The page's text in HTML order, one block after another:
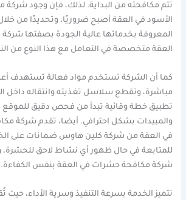
تتم مكافحته من البداية. لذلك، فإن وجود شركة
الأسود في العقة أصبح ضروريًا، وتحديدًا من
المعروفة بخدماتها عالية الجودة بصفتها
العقة متخصصة في التعامل مع هذا النوع من
كما أن الشركة تستخدم مواد فعالة تستهدف
مباشرة، وتقطع سلاسل تغذيته وانتقاله داخل
تطبيق خطة وقائية تبدأ من فحص دقيق للموقع
والمبيدات بشكل احترافي. أيضا، تقدم شركة
في العقة من شركة كلين هاوس ضمانات على
للمتابعة في حال ظهور أي نشاط لاحق للحشرة،
شركة مكافحة حشرات في العقة بنفس الكفاءة.
تتميز الخدمة بسرعة التنفيذ وسرية الأداء، حيث